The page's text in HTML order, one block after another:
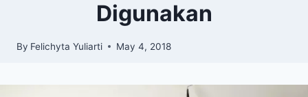
Digunakan
By Felichyta Yuliarti May 4, 2018